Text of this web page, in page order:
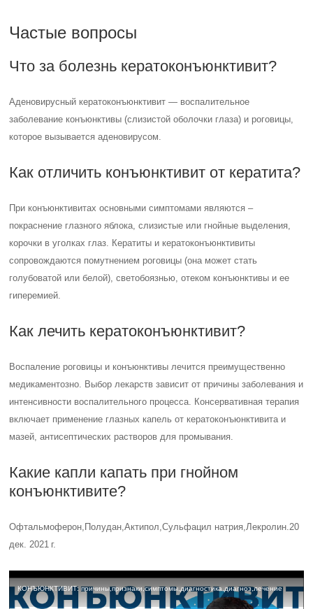
Частые вопросы
Что за болезнь кератоконъюнктивит?
Аденовирусный кератоконъюнктивит — воспалительное
заболевание конъюнктивы (слизистой оболочки глаза) и роговицы,
которое вызывается аденовирусом.
Как отличить конъюнктивит от кератита?
При конъюнктивитах основными симптомами являются –
покраснение глазного яблока, слизистые или гнойные выделения,
корочки в уголках глаз. Кератиты и кератоконъюнктивиты
сопровождаются помутнением роговицы (она может стать
голубоватой или белой), светобоязнью, отеком конъюнктивы и ее
гиперемией.
Как лечить кератоконъюнктивит?
Воспаление роговицы и конъюнктивы лечится преимущественно
медикаментозно. Выбор лекарств зависит от причины заболевания и
интенсивности воспалительного процесса. Консервативная терапия
включает применение глазных капель от кератоконъюнктивита и
мазей, антисептических растворов для промывания.
Какие капли капать при гнойном
конъюнктивите?
Офтальмоферон,Полудан,Актипол,Сульфацил натрия,Лекролин.20
дек. 2021 г.
КОНЪЮНКТИВИТ: причины,признаки,симптомы,диагностика,диагноз,лечение